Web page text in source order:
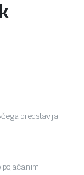
predstavlja
pojačanim